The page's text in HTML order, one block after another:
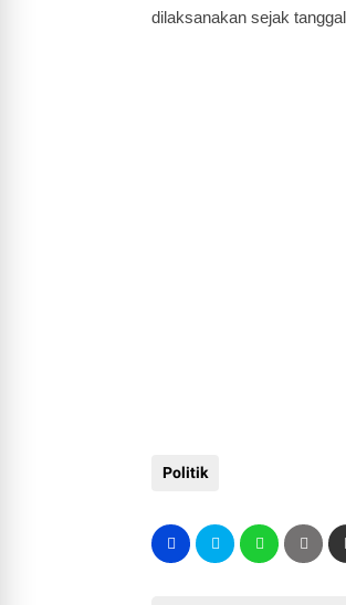
dilaksanakan sejak
Politik